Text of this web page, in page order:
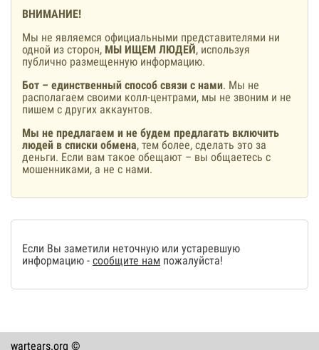
ВНИМАНИЕ!
Мы не являемся официальными представителями ни
одной из сторон, МЫ ИЩЕМ ЛЮДЕЙ, используя
публично размещенную информацию.
Бот – единственный способ связи с нами. Мы не
располагаем своими колл-центрами, мы не звоним и не
пишем с других аккаунтов.
Мы не предлагаем и не будем предлагать включить
людей в списки обмена, тем более, сделать это за
деньги. Если вам такое обещают – вы общаетесь с
мошенниками, а не с нами.
Если Вы заметили неточную или устаревшую
информацию - сообщите нам пожалуйста!
wartears.org ©